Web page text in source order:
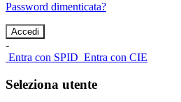
Password dimenticata?
-
Entra con SPID Entra con CIE
Seleziona utente